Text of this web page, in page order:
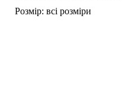
Розмір: всі розміри